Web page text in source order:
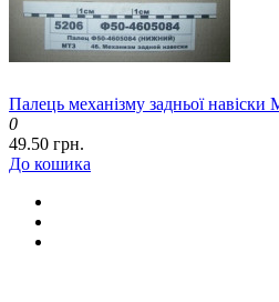
Палець механізму задньої
0
49.50 грн.
До кошика